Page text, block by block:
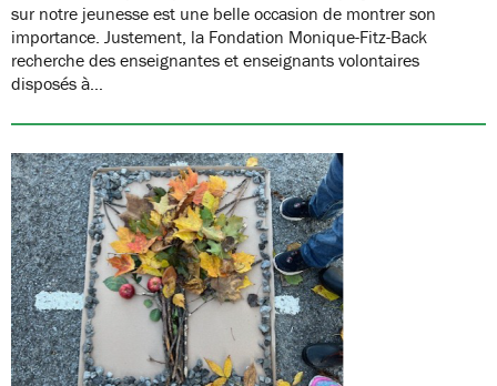
sur notre jeunesse est une belle occasion de montrer son
importance. Justement, la Fondation Monique-Fitz-Back
recherche des enseignantes et enseignants volontaires
disposés à…